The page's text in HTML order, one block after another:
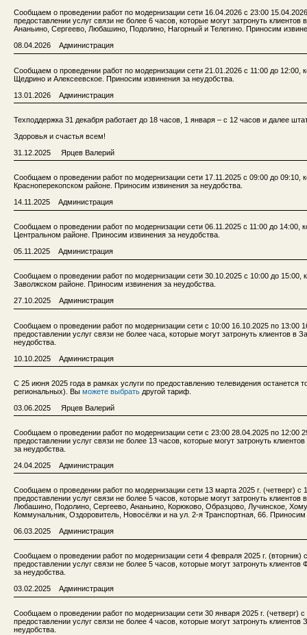
Сообщаем о проведении работ по модернизации сети 16.04.2026 c 23:00
предоставлении услуг связи не более 6 часов, которые могут затронуть
Ананьино, Сергеево, Любашино, Подолино, Нагорный и Телегино. Приносим
08.04.2026 Администрация
Сообщаем о проведении работ по модернизации сети 21.01.2026 с 11:00 до 12:00,
Щедрино и Алексеевское. Приносим извинения за неудобства.
13.01.2026 Администрация
Техподдержка 31 декабря работает до 18 часов, 1 января – с 12 часов и далее
Здоровья и счастья всем!
31.12.2025 Ярцев Валерий
Сообщаем о проведении работ по модернизации сети 17.11.2025 с 09:00 до 09:10,
Красноперекопском районе. Приносим извинения за неудобства.
14.11.2025 Администрация
Сообщаем о проведении работ по модернизации сети 06.11.2025 с 11:00 до 14:00,
Центральном районе. Приносим извинения за неудобства.
05.11.2025 Администрация
Сообщаем о проведении работ по модернизации сети 30.10.2025 с 10:00 до 15:00,
Заволжском районе. Приносим извинения за неудобства.
27.10.2025 Администрация
Сообщаем о проведении работ по модернизации сети с 10:00 16.10.2025 по 13:00
предоставлении услуг связи не более часа, которые могут затронуть клиентов в
неудобства.
10.10.2025 Администрация
С 25 июня 2025 года в рамках услуги по предоставлению телевидения останется
региональных). Вы можете выбрать другой тариф.
03.06.2025 Ярцев Валерий
Сообщаем о проведении работ по модернизации сети с 23:00 28.04.2025 по 12:00
предоставлении услуг связи не более 13 часов, которые могут затронуть
за неудобства.
24.04.2025 Администрация
Сообщаем о проведении работ по модернизации сети 13 марта 2025 г. (четверг)
предоставлении услуг связи не более 5 часов, которые могут затронуть
Любашино, Подолино, Сергеево, Ананьино, Корюково, Образцово, Лучинское,
Коммунальник, Оздоровитель, Новосёлки и на ул. 2-я Транспортная, 66. Приносим
06.03.2025 Администрация
Сообщаем о проведении работ по модернизации сети 4 февраля 2025 г.
предоставлении услуг связи не более 5 часов, которые могут затронуть
за неудобства.
03.02.2025 Администрация
Сообщаем о проведении работ по модернизации сети 30 января 2025 г.
предоставлении услуг связи не более 4 часов, которые могут затронуть
неудобства.